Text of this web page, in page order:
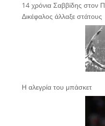
14 χρόνια Σαββίδης
Δικέφαλος άλλαξε στάτους
Η αλεγρία του μπάσκετ